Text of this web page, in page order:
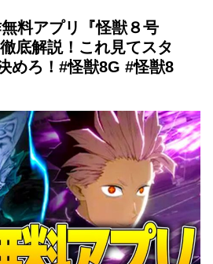
無料アプリ『怪獣８号
底解説！これ見てスタ
めろ！#怪獣8G #怪獣8